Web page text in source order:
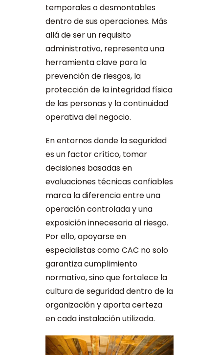
temporales o desmontables
dentro de sus operaciones. Más
allá de ser un requisito
administrativo, representa una
herramienta clave para la
prevención de riesgos, la
protección de la integridad física
de las personas y la continuidad
operativa del negocio.
En entornos donde la seguridad
es un factor crítico, tomar
decisiones basadas en
evaluaciones técnicas confiables
marca la diferencia entre una
operación controlada y una
exposición innecesaria al riesgo.
Por ello, apoyarse en
especialistas como CAC no solo
garantiza cumplimiento
normativo, sino que fortalece la
cultura de seguridad dentro de la
organización y aporta certeza
en cada instalación utilizada.